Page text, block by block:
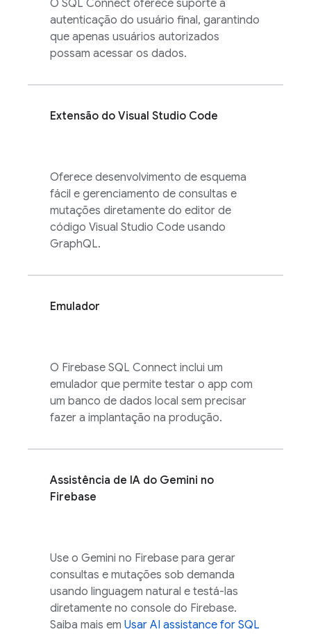
O SQL Connect oferece suporte à
autenticação do usuário final, garantindo
que apenas usuários autorizados
possam acessar os dados.
Extensão do Visual Studio Code
Oferece desenvolvimento de esquema
fácil e gerenciamento de consultas e
mutações diretamente do editor de
código Visual Studio Code usando
GraphQL.
Emulador
O Firebase SQL Connect inclui um
emulador que permite testar o app com
um banco de dados local sem precisar
fazer a implantação na produção.
Assistência de IA do Gemini no
Firebase
Use o Gemini no Firebase para gerar
consultas e mutações sob demanda
usando linguagem natural e testá-las
diretamente no console do Firebase.
Saiba mais em Usar AI assistance for SQL